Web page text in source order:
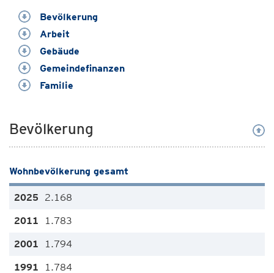
Bevölkerung
Arbeit
Gebäude
Gemeindefinanzen
Familie
Bevölkerung
Wohnbevölkerung gesamt
2.168
1.783
1.794
1.784